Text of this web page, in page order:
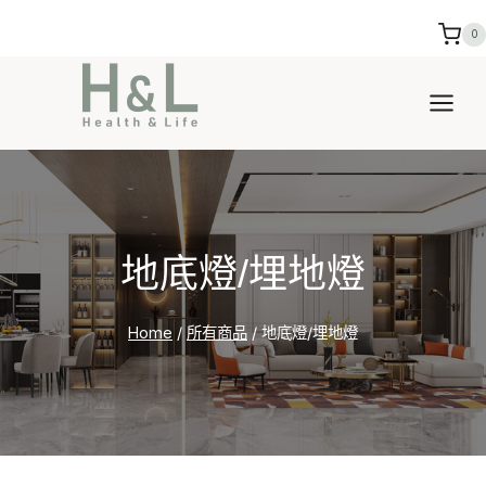
0
地底燈/埋地燈
Home / 所有商品 / 地底燈/埋地燈